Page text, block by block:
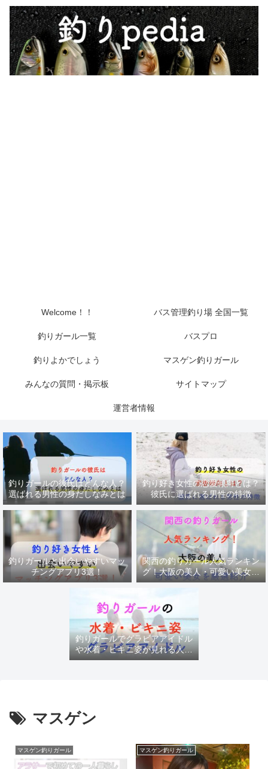
Welcome！！ バス管理釣り場 全国一覧
釣りガール一覧 バスプロ
釣りよかでしょう マスゲン釣りガール
みんなの質問・掲示板 サイトマップ
運営者情報
釣りガールの彼氏はどんな人？
選ばれる男性の身だしなみとは
釣り好き女性の恋愛傾向とは？
彼氏に選ばれる男性の特徴
釣りガールと出会いやすいマッ
チングアプリ3選！
関西の釣りガール人気ランキン
グ！大阪の美人・可愛い美女を
厳選紹介
釣りガールでグラビアアイドル
や水着・ビキニ姿が見れる人気
チャンネル
マスゲン
マスゲン釣りガール マスゲン釣りガール